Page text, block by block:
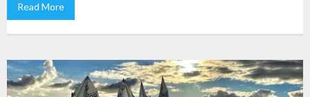
Read More